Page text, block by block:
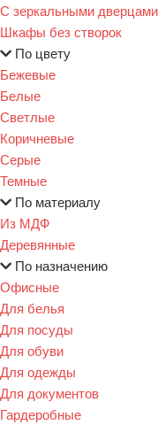
С зеркальными дверцами
Шкафы без створок
По цвету
Бежевые
Белые
Светлые
Коричневые
Серые
Темные
По материалу
Из МДФ
Деревянные
По назначению
Офисные
Для белья
Для посуды
Для обуви
Для одежды
Для документов
Гардеробные